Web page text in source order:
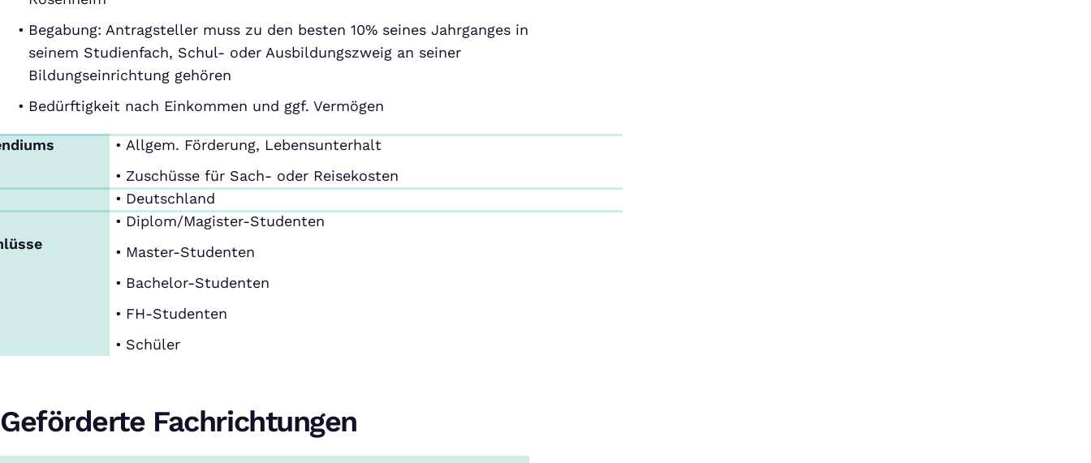
Begabung: Antragsteller muss zu den besten 10% seines Jahrganges in
seinem Studienfach, Schul- oder Ausbildungszweig an seiner
Bildungseinrichtung gehören
Bedürftigkeit nach Einkommen und ggf. Vermögen
Allgem. Förderung, Lebensunterhalt
Zuschüsse für Sach- oder Reisekosten
Deutschland
Diplom/Magister-Studenten
Master-Studenten
Bachelor-Studenten
FH-Studenten
Schüler
Geförderte Fachrichtungen